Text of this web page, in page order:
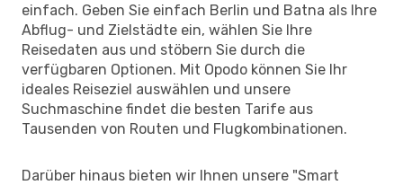
einfach. Geben Sie einfach Berlin und Batna als Ihre
Abflug- und Zielstädte ein, wählen Sie Ihre
Reisedaten aus und stöbern Sie durch die
verfügbaren Optionen. Mit Opodo können Sie Ihr
ideales Reiseziel auswählen und unsere
Suchmaschine findet die besten Tarife aus
Tausenden von Routen und Flugkombinationen.
Darüber hinaus bieten wir Ihnen unsere "Smart